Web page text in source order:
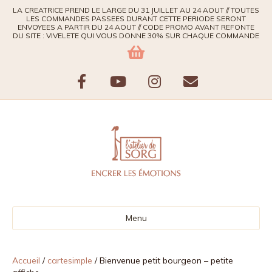
LA CREATRICE PREND LE LARGE DU 31 JUILLET AU 24 AOUT // TOUTES
LES COMMANDES PASSEES DURANT CETTE PERIODE SERONT
ENVOYEES A PARTIR DU 24 AOUT // CODE PROMO AVANT REFONTE
DU SITE : VIVELETE QUI VOUS DONNE 30% SUR CHAQUE COMMANDE
F
o
o
Y
u
t
b
e
I
s
t
g
r
E
Menu
Accueil / cartesimple / Bienvenue petit bourgeon – petite